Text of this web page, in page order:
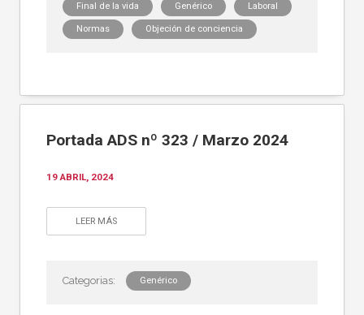
Final de la vida Genérico Laboral
Normas Objeción de conciencia
Portada ADS nº 323 / Marzo 2024
19 ABRIL, 2024
LEER MÁS
Genérico